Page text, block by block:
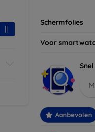
Schermfolies
Voor
Aanbevolen